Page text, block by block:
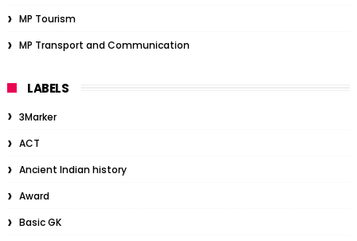
MP Tourism
MP Transport and Communication
LABELS
3Marker
ACT
Ancient Indian history
Award
Basic GK